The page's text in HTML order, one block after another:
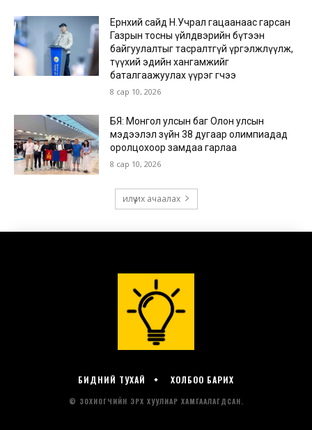
БИДНИЙ ТУХАЙ ХОЛБОО БАРИХ
© ЗОХИОГЧИЙН ЭРХ ХУУЛИАР ХАМГААЛАГДСАН.